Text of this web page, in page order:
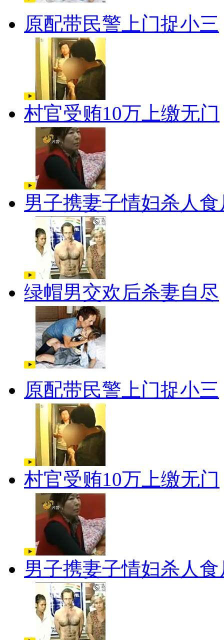
原配带民警上门捉小三
村官受贿10万上缴无门
男子携妻子情妇杀人食
绿帽男交欢后杀妻自尽
原配带民警上门捉小三
村官受贿10万上缴无门
男子携妻子情妇杀人食